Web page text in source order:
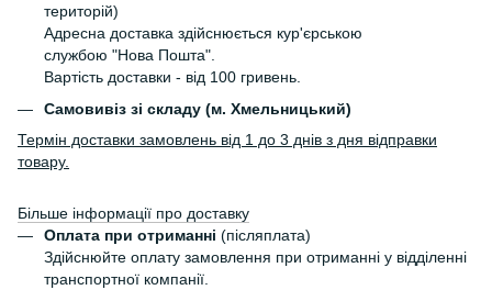
територій)
Адресна доставка здійснюється кур'єрською
службою "Нова Пошта".
Вартість доставки - від 100 гривень.
Самовивіз зі складу (м. Хмельницький)
Термін доставки замовлень від 1 до 3 днів з дня відправки
товару.
Більше інформації про доставку
Оплата при отриманні (післяплата)
Здійснюйте оплату замовлення при отриманні у відділенні
транспортної компанії.